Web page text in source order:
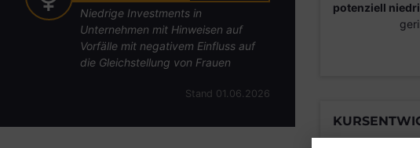
Niedrige Investments in
Unternehmen mit Hinweisen auf
Vorfälle mit negativem Einfluss auf
die Gleichstellung von Frauen
Stand 01.06.2026
potenziell